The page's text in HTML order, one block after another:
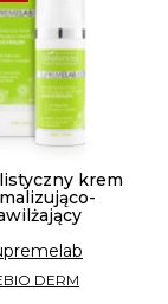
krem
DERM